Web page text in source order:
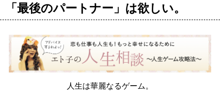
「最後のパートナー」は欲しい。
人生は華麗なるゲーム。